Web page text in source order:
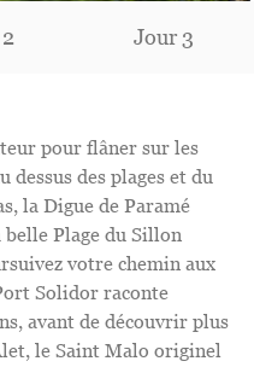
Jour 3
pour flâner sur les
dessus des plages et du
la Digue de Paramé
belle Plage du Sillon
votre chemin aux
Solidor raconte
avant de découvrir plus
le Saint Malo originel